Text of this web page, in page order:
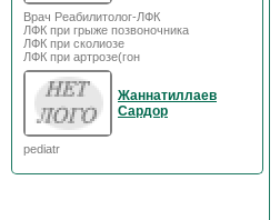
Врач Реабилитолог-ЛФК
ЛФК при грыже позвоночника
ЛФК при сколиозе
ЛФК при артрозе(гон
Жаннатиллаев
Сардор
pediatr